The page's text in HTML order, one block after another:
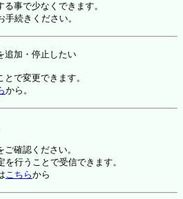
事で少なくできます。
手続きください。
追加・停止したい
で変更できます。
から。
確認ください。
行うことで受信できます。
こちらから